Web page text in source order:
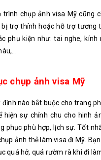
trình chụp ảnh visa Mỹ cũng
trợ thính hoặc hỗ trợ tương
phụ kiện như: tai nghe, kính
chụp ảnh visa Mỹ
định nào bắt buộc cho trang
hiện sự chỉnh chu cho hinh
phục phù hợp, lịch sự. Tốt
ảnh thẻ làm visa đi Mỹ.
quá hở, quá rườm rà khi đi